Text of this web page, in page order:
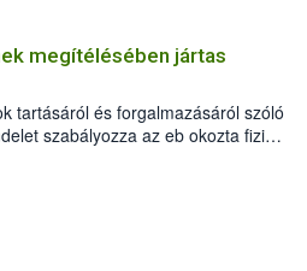
megítélésében jártas
tartásáról és forgalmazásáról szóló
szabályozza az eb okozta fizikai
keletkezésekor felmerülő
a veszélyes eb tartását és annak